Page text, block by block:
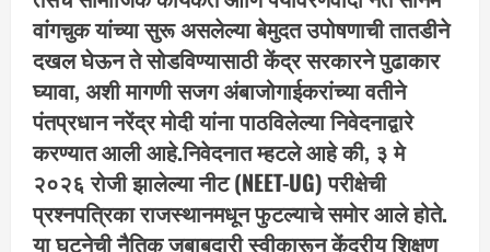
वांगचुक यांच्या सुरू असलेल्या बेमुदत उपोषणाची तातडीने
दखल घेऊन ते सोडविण्यासाठी केंद्र सरकारने पुढाकार
घ्यावा, अशी मागणी सजग अंबाजोगाईकरांच्या वतीने
पंतप्रधान नरेंद्र मोदी यांना पाठविलेल्या निवेदनाद्वारे
करण्यात आली आहे.निवेदनात म्हटले आहे की, ३ मे
२०२६ रोजी झालेल्या नीट (NEET-UG) परीक्षेची
प्रश्नपत्रिका राजस्थानमधून फुटल्याचे समोर आले होते.
या घटनेची नैतिक जबाबदारी स्वीकारून केंद्रीय शिक्षण